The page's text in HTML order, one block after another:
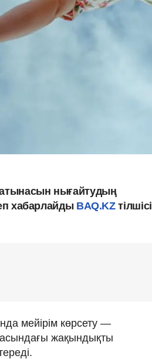
нығайтудың
хабарлайдыBAQ.KZтілшісі
мейірім көрсету —
жақындықты